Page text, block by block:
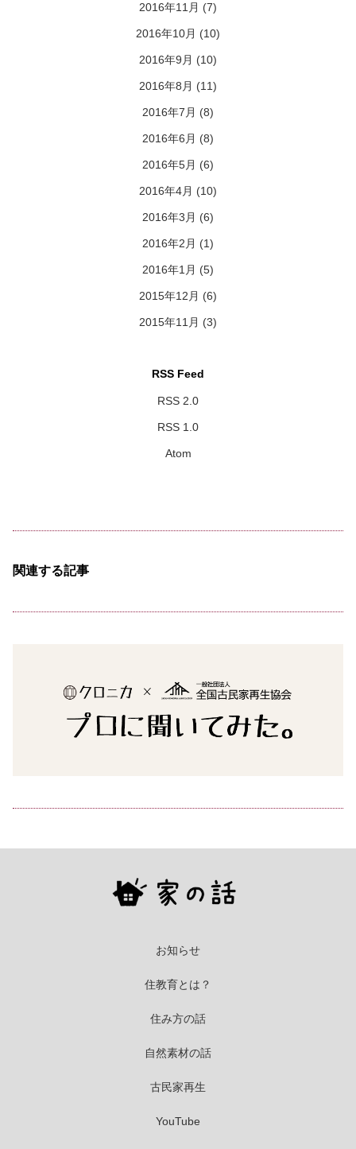
2016年11月 (7)
2016年10月 (10)
2016年9月 (10)
2016年8月 (11)
2016年7月 (8)
2016年6月 (8)
2016年5月 (6)
2016年4月 (10)
2016年3月 (6)
2016年2月 (1)
2016年1月 (5)
2015年12月 (6)
2015年11月 (3)
RSS Feed
RSS 2.0
RSS 1.0
Atom
関連する記事
お知らせ
住教育とは？
住み方の話
自然素材の話
古民家再生
YouTube